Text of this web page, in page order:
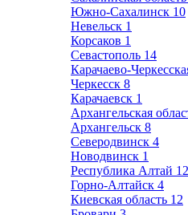
Южно-Сахалинск 10
Невельск 1
Корсаков 1
Севастополь 14
Карачаево-
Черкесск 8
Карачаевск 1
Архангельская
Архангельск 8
Северодвинск 4
Новодвинск 1
Республика Алтай 12
Горно-Алтайск 4
Киевская область 12